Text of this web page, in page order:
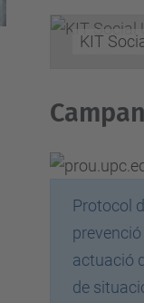
KIT
Protocol
prevenció
actuació
de